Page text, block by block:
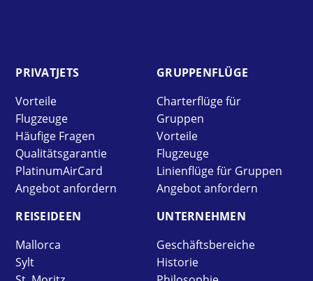
PRIVAT­JETS
Vorteile
Flugzeuge
Häufige Fragen
Qualitätsgarantie
PlatinumAirCard
Angebot anfordern
GRUPPEN­FLÜGE
Charterflüge für
Gruppen
Vorteile
Flugzeuge
Linienflüge für Gruppen
Angebot anfordern
REISE­IDEEN
Mallorca
Sylt
UNTER­NEHMEN
Geschäftsbereiche
Historie